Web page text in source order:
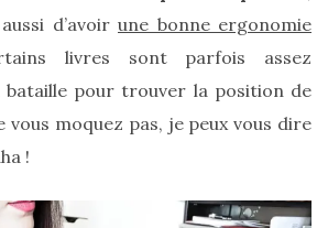
d’avoir une bonne ergonomie
livres sont parfois assez
bataille pour trouver la position de
vous moquez pas, je peux vous dire
!